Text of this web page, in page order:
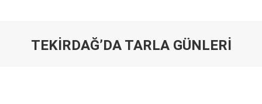
TEKİRDAĞ’DA TARLA GÜNLERİ